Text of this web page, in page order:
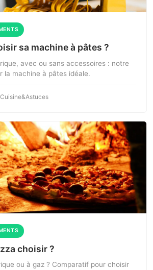
sa machine à pâtes ?
avec ou sans accessoires : notre
la machine à pâtes idéale.
choisir ?
ou à gaz ? Comparatif pour choisir